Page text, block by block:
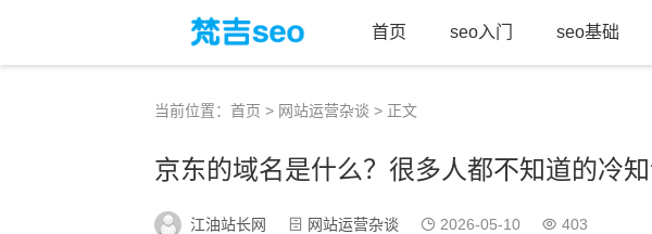
首页 seo入门 seo基础
当前位置： 首页 > 网站运营杂谈 > 正文
京东的域名是什么？很多人都不知道的冷知
江油站长网 网站运营杂谈 2026-05-10 403